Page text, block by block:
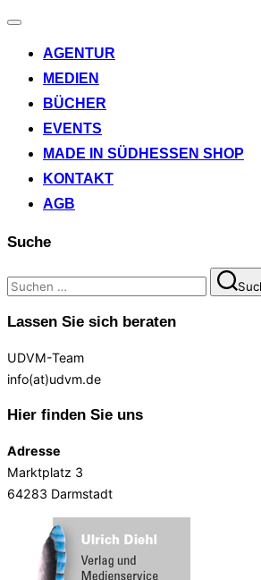
Navigation
AGENTUR
MEDIEN
BÜCHER
EVENTS
MADE IN SÜDHESSEN SHOP
KONTAKT
AGB
Suche
Suchen
nach:
Lassen Sie sich beraten
UDVM-Team
info(at)udvm.de
Hier finden Sie uns
Adresse
Marktplatz 3
64283 Darmstadt
springen